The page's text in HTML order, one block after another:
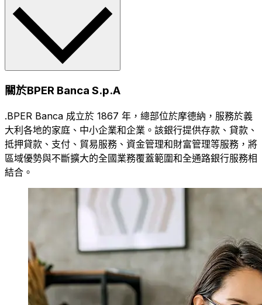
關於BPER Banca S.p.A
.BPER Banca 成立於 1867 年，總部位於摩德納，服務於義
大利各地的家庭、中小企業和企業。該銀行提供存款、貸款、
抵押貸款、支付、貿易服務、資金管理和財富管理等服務，將
區域優勢與不斷擴大的全國業務覆蓋範圍和全通路銀行服務相
結合。